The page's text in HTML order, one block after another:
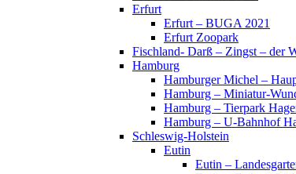
Erfurt
Erfurt – BUGA 2021
Erfurt Zoopark
Fischland- Darß – Zingst – der
Hamburg
Hamburger Michel –
Hamburg – Miniatur-
Hamburg – Tierpark
Hamburg – U-Bahnhof
Schleswig-Holstein
Eutin
Eutin –